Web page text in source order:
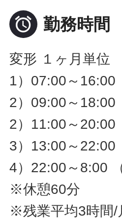
 勤務時間
変形 １ヶ月単位
1）07:00～16:00
2）09:00～18:00
2）11:00～20:00
3）13:00～22:00
4）22:00～8:00
※休憩60分
※残業平均3時間/